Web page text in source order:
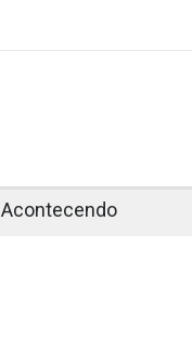
Acontecendo